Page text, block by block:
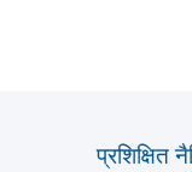
प्रशिक्षित